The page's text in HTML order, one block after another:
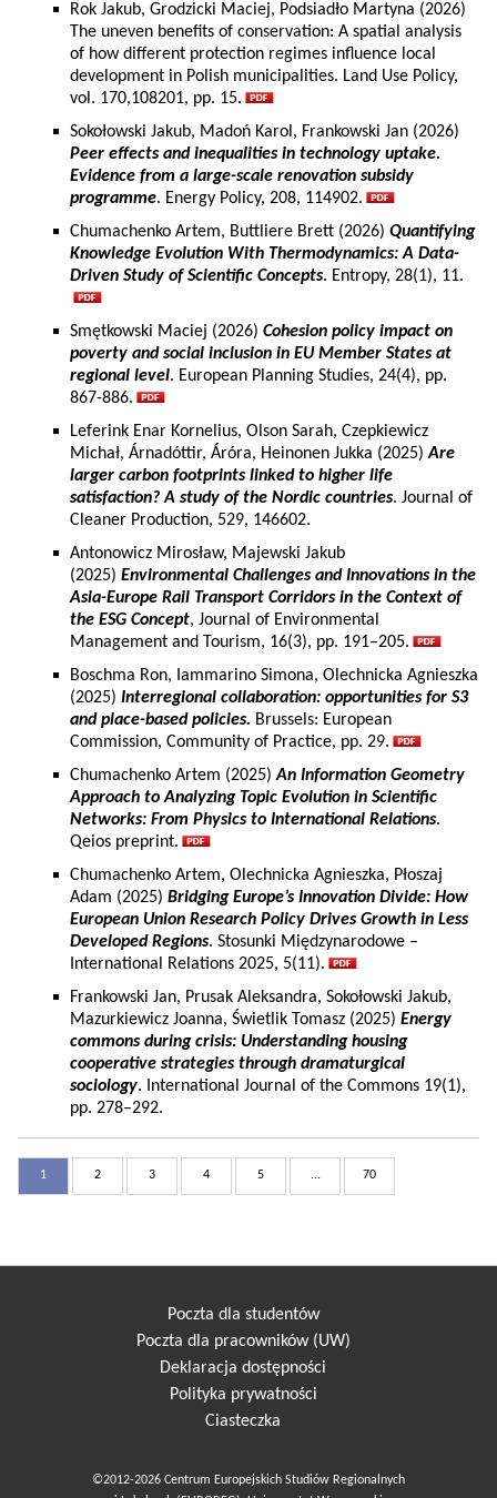
Rok Jakub, Grodzicki Maciej, Podsiadło Martyna (2026)
The uneven benefits of conservation: A spatial analysis
of how different protection regimes influence local
development in Polish municipalities. Land Use Policy,
vol. 170,108201, pp. 15.
Sokołowski Jakub, Madoń Karol, Frankowski Jan (2026)
Peer effects and inequalities in technology uptake.
Evidence from a large-scale renovation subsidy
programme. Energy Policy, 208, 114902.
Chumachenko Artem, Buttliere Brett (2026) Quantifying
Knowledge Evolution With Thermodynamics: A Data-
Driven Study of Scientific Concepts. Entropy, 28(1), 11.
Smętkowski Maciej (2026) Cohesion policy impact on
poverty and social inclusion in EU Member States at
regional level. European Planning Studies, 24(4), pp.
867-886.
Leferink Enar Kornelius, Olson Sarah, Czepkiewicz
Michał, Árnadóttir, Áróra, Heinonen Jukka (2025)Are
larger carbon footprints linked to higher life
satisfaction? A study of the Nordic countries. Journal of
Cleaner Production, 529, 146602.
Antonowicz Mirosław, Majewski Jakub
(2025) Environmental Challenges and Innovations in the
Asia-Europe Rail Transport Corridors in the Context of
the ESG Concept, Journal of Environmental
Management and Tourism, 16(3), pp. 191–205.
Boschma Ron, Iammarino Simona, Olechnicka Agnieszka
(2025) Interregional collaboration: opportunities for S3
and place-based policies. Brussels: European
Commission, Community of Practice, pp. 29.
Chumachenko Artem (2025)An Information Geometry
Approach to Analyzing Topic Evolution in Scientific
Networks: From Physics to International Relations.
Qeios preprint.
Chumachenko Artem, Olechnicka Agnieszka, Płoszaj
Adam (2025) Bridging Europe’s Innovation Divide: How
European Union Research Policy Drives Growth in Less
Developed Regions. Stosunki Międzynarodowe –
International Relations 2025, 5(11).
Frankowski Jan, Prusak Aleksandra, Sokołowski Jakub,
Mazurkiewicz Joanna, Świetlik Tomasz (2025) Energy
commons during crisis: Understanding housing
cooperative strategies through dramaturgical
sociology. International Journal of the Commons 19(1),
pp. 278–292.
1 2 3 4 5 ... 70
Poczta dla studentów
Poczta dla pracowników (UW)
Deklaracja dostępności
Polityka prywatności
Ciasteczka
©2012-2026 Centrum Europejskich Studiów Regionalnych